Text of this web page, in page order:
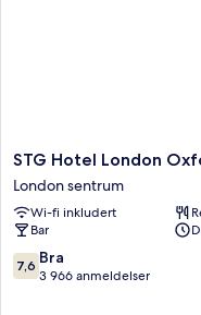
STG
Hotel
London
Oxford
Street
London
sentrum
STG Hotel London
London sentrum
Wi-fi inkludert
Bar
7.6
av
7,6 Bra
3 966 anmeldelser